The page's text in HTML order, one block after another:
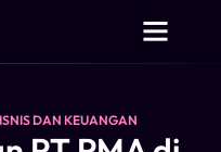
DAN KEUANGAN